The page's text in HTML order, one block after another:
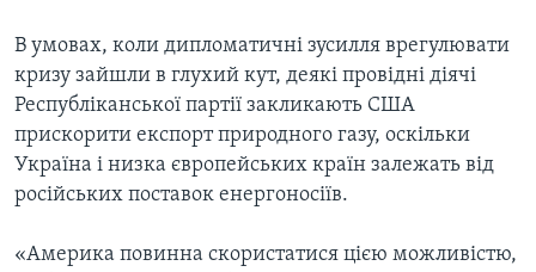
В умовах, коли дипломатичні зусилля врегулювати
кризу зайшли в глухий кут, деякі провідні діячі
Республіканської партії закликають США
прискорити експорт природного газу, оскільки
Україна і низка європейських країн залежать від
російських поставок енергоносіїв.
«Америка повинна скористатися цією можливістю,